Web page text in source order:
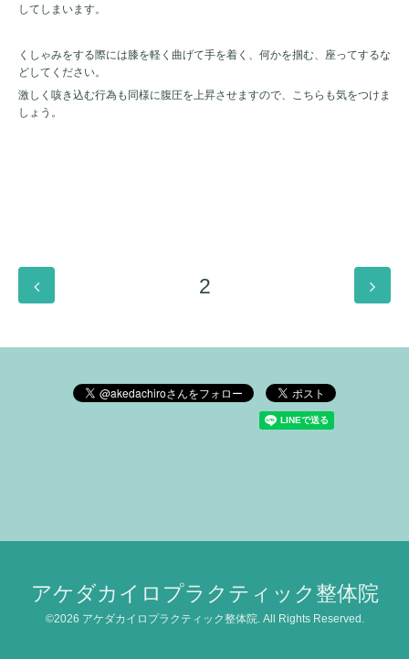
してしまいます。
くしゃみをする際には膝を軽く曲げて手を着く、何かを掴む、座ってするな
どしてください。
激しく咳き込む行為も同様に腹圧を上昇させますので、こちらも気をつけま
しょう。
2
アケダカイロプラクティック整体院
©2026 アケダカイロプラクティック整体院. All Rights Reserved.